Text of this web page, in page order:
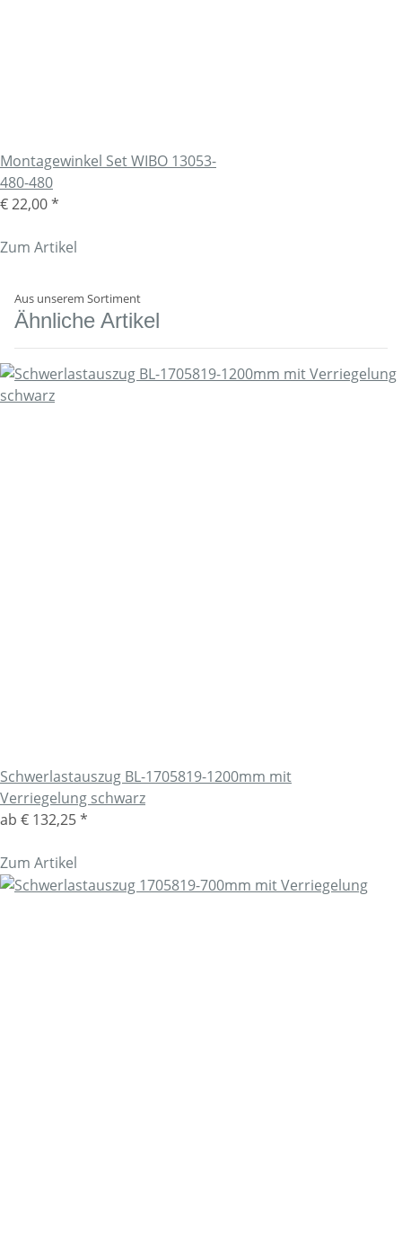
Montagewinkel Set WIBO 13053-
480-480
€ 22,00*
Zum Artikel
Aus unserem Sortiment
Ähnliche Artikel
Schwerlastauszug BL-1705819-1200mm mit
Verriegelung schwarz
ab € 132,25*
Zum Artikel